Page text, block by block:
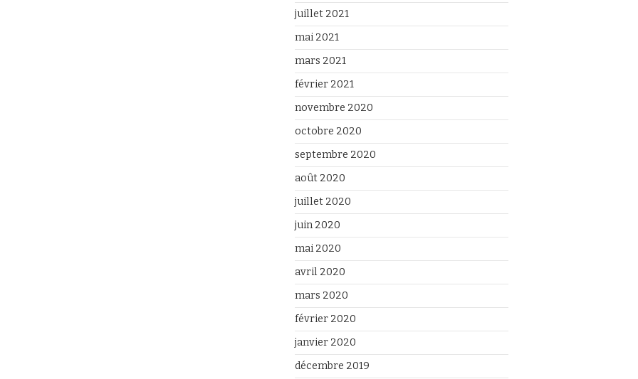
juillet 2021
mai 2021
mars 2021
février 2021
novembre 2020
octobre 2020
septembre 2020
août 2020
juillet 2020
juin 2020
mai 2020
avril 2020
mars 2020
février 2020
janvier 2020
décembre 2019